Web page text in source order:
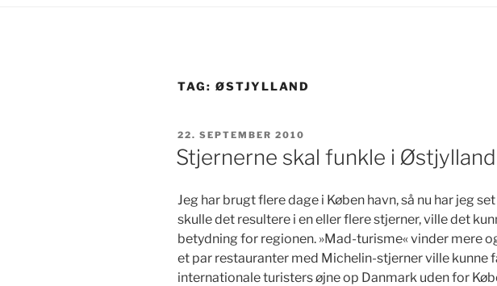
TAG: ØSTJYLLAND
UDGIVET
DEN
22. SEPTEMBER 2010
Stjernerne skal funkle i Østjylland
Jeg har brugt flere dage i Køben havn, så nu har jeg
skulle det resultere i en eller flere stjerner, ville det
betydning for regionen. »Mad-turisme« vinder mere
et par restauranter med Michelin-stjerner ville kunne
internationale turisters øjne op Danmark uden for